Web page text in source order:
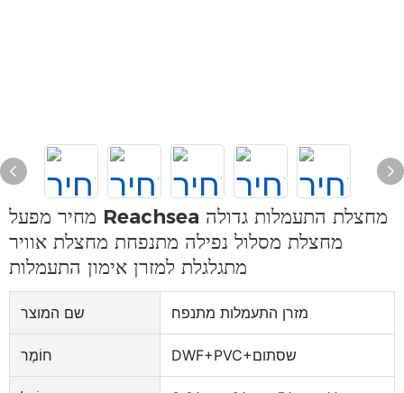
מחיר מפעל Reachsea מחצלת התעמלות גדולה
מחצלת מסלול נפילה מתנפחת מחצלת אוויר
מתגלגלת למזרן אימון התעמלות
שם המוצר מזרן התעמלות מתנפח
חוֹמֶר DWF+PVC+שסתום